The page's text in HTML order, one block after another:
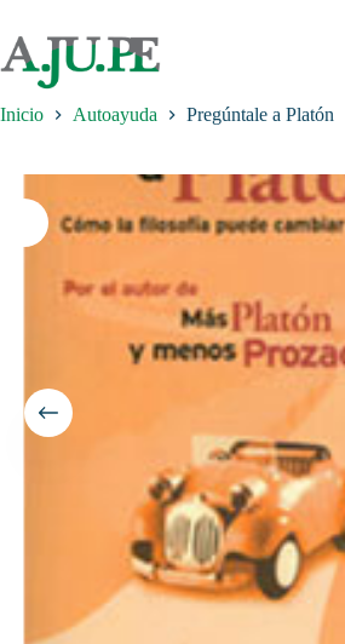
contenido
Inicio Autoayuda Pregúntale a Platón